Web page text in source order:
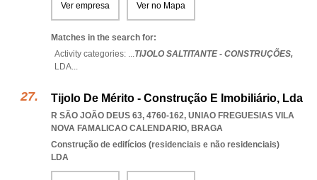
Ver empresa Ver no Mapa
Matches in the search for:
Activity categories: ...TIJOLO SALTITANTE - CONSTRUÇÕES,
LDA...
Tijolo De Mérito - Construção E Imobiliário, Lda
R SÃO JOÃO DEUS 63, 4760-162, UNIAO FREGUESIAS VILA
NOVA FAMALICAO CALENDARIO, BRAGA
Construção de edifícios (residenciais e não residenciais)
LDA